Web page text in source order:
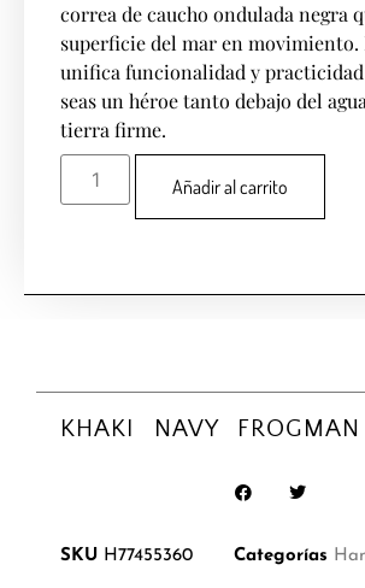
correa de caucho ondulada negra
superficie del mar en movimiento.
unifica funcionalidad y practicidad
seas un héroe tanto debajo del
tierra firme.
Añadir al carrito
KHAKI NAVY
SKU H77455360 Categorías